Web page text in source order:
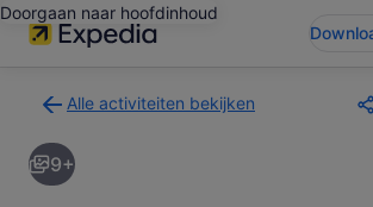
Doorgaan naar hoofdinhoud
Alle activiteiten bekijken
naar
de
zoekresultatenpagina
9+